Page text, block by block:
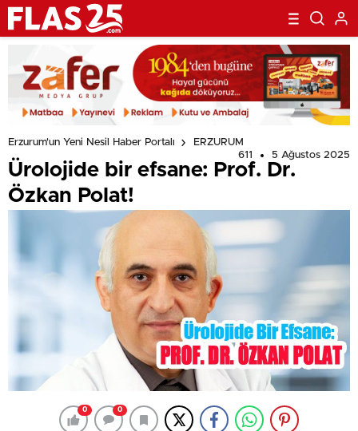
Erzurum'un Yeni Nesil Haber Portalı
ERZURUM
611
5 Ağustos 2025
Ürolojide bir efsane: Prof. Dr.
Özkan Polat!
0 0